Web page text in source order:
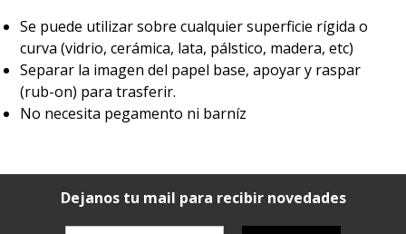
Se puede utilizar sobre cualquier superficie rígida o
curva (vidrio, cerámica, lata, pálstico, madera, etc)
Separar la imagen del papel base, apoyar y raspar
(rub-on) para trasferir.
No necesita pegamento ni barníz
Dejanos tu mail para recibir novedades